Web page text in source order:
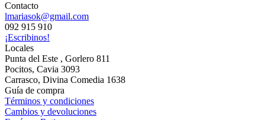
Contacto
lmariasok@gmail.com
092 915 910
¡Escribinos!
Locales
Punta del Este , Gorlero 811
Pocitos, Cavia 3093
Carrasco, Divina Comedia 1638
Guía de compra
Términos y condiciones
Cambios y devoluciones